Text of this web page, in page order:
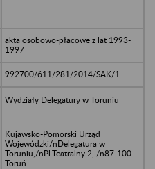
akta osobowo-płacowe z lat 1993-
1997
992700/611/281/2014/SAK/1
Wydziały Delegatury w Toruniu
Kujawsko-Pomorski Urząd
Wojewódzki/nDelegatura w
Toruniu,/nPl.Teatralny 2, /n87-100
Toruń